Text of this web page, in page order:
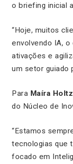
o briefing inicial
“Hoje, muitos
envolvendo IA,
ativações e
um setor guiado
Para Maíra
do Núcleo de
“Estamos
tecnologias que
focado em